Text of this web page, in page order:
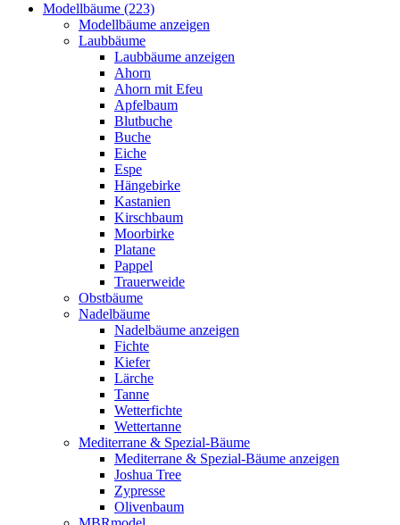
Modellbäume (223)
Modellbäume anzeigen
Laubbäume
Laubbäume anzeigen
Ahorn
Ahorn mit Efeu
Apfelbaum
Blutbuche
Buche
Eiche
Espe
Hängebirke
Kastanien
Kirschbaum
Moorbirke
Platane
Pappel
Trauerweide
Obstbäume
Nadelbäume
Nadelbäume anzeigen
Fichte
Kiefer
Lärche
Tanne
Wetterfichte
Wettertanne
Mediterrane & Spezial-Bäume
Mediterrane & Spezial-Bäume anzeigen
Joshua Tree
Zypresse
Olivenbaum